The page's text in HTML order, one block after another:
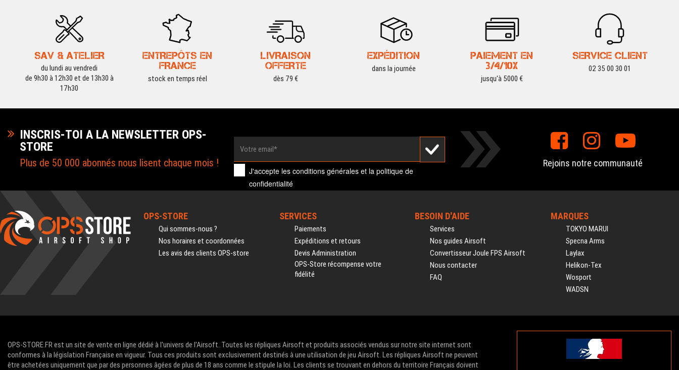
SAV & ATELIER
du lundi au vendredi
de 9h30 à 12h30 et de 13h30 à
17h30
ENTREPÔTS EN
FRANCE
stock en temps réel
LIVRAISON
OFFERTE
dès 79 €
EXPÉDITION
dans la journée
PAIEMENT EN
3/4/10X
jusqu'à 5000 €
SERVICE CLIENT
02 35 00 30 01
INSCRIS-TOI A LA NEWSLETTER OPS-
STORE
Plus de 50 000 abonnés nous lisent chaque mois !
J'accepte lesconditions générales et lapolitique de
confidentialité
Rejoins notre communauté
OPS-STORE
Qui sommes-nous ?
Nos horaires et coordonnées
Les avis des clients OPS-store
SERVICES
Paiements
Expéditions et retours
Devis Administration
OPS-Store récompense votre
fidélité
BESOIN D'AIDE
Services
Nos guides Airsoft
Convertisseur Joule FPS Airsoft
Nous contacter
FAQ
MARQUES
TOKYO MARUI
Specna Arms
Laylax
Helikon-Tex
Wosport
WADSN
OPS-STORE.FR est un site de vente en ligne dédié à l'univers de l'Airsoft. Toutes les répliques Airsoft et produits associés vendus sur notre site internet sont
conformes à la législation Française en vigueur. Tous ces produits sont exclusivement destinés à une utilisation de jeu Airsoft. Les répliques Airsoft ne peuvent
être achetées uniquement que par des personnes âgées de plus de 18 ans comme le stipule la loi. Les clients se trouvant en dehors du territoire Français doivent